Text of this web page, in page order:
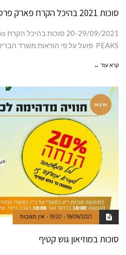
סוכות 2021 בהיכל הקרח פארק פרס, חולון מחליקים VIP
PEAKS פועל על פי הוראות משרד הבריאות. בסוכות הקרוב
קרא עוד ←
תרבות
19/09/2021
19:20 אין תגובות
סוכות במוזיאון גוש קטיף